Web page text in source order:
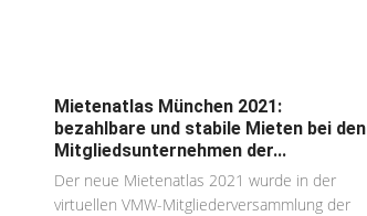
Mietenatlas München 2021:
bezahlbare und stabile Mieten bei den
Mitgliedsunternehmen der...
Der neue Mietenatlas 2021 wurde in der
virtuellen VMW-Mitgliederversammlung der